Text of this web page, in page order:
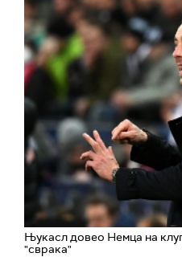
Њукасл довео Немца на
"сврака"